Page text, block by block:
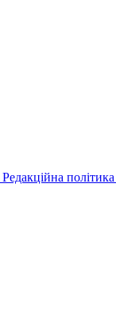
Редакційна політика